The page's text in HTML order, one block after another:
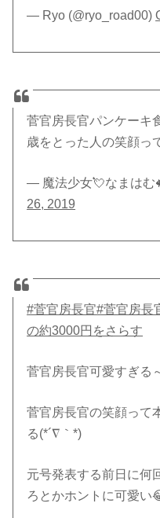
— Ryo (@ryo_road00)
菅官房長官パンケーキ
歳をとった人の笑顔っ
— 魔法少女💘なまはむ
26, 2019
#菅官房長官#菅官房長
の約3000円をさらす
菅官房長官可愛すぎる
菅官房長官の笑顔って
る(*´∇｀*)
元号発表する前日に何
ろとかホントに可愛い